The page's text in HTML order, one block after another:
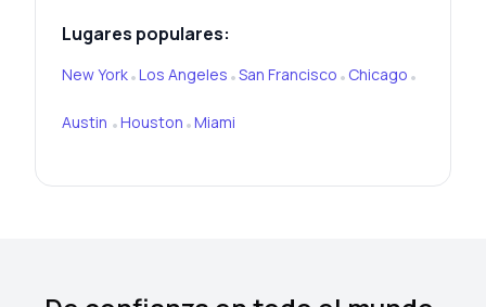
Lugares populares:
New York•Los Angeles •San Francisco • Chicago •
Austin •Houston •Miami